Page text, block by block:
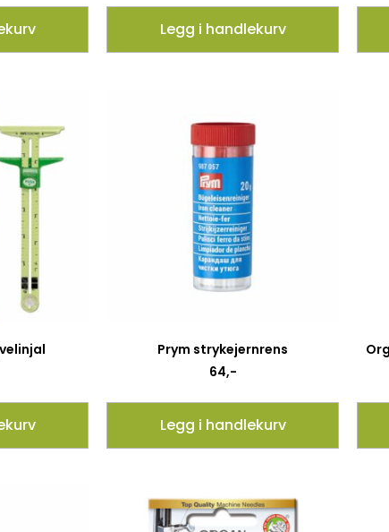
Legg i handlekurv
Prym strykejernrens
64,-
Legg i handlekurv